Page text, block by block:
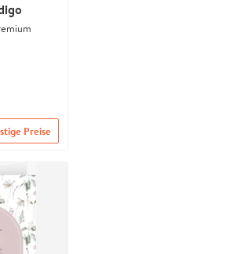
Preise